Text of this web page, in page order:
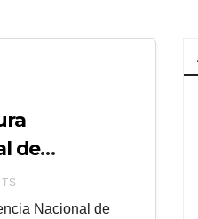
de
de
en
Nacional de